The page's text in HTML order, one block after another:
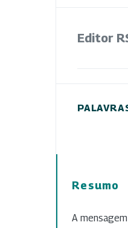
Editor
Resumo
A